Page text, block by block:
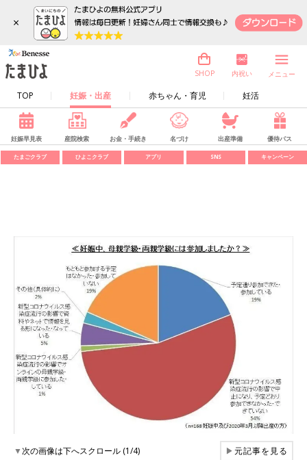
×
TOP 妊娠・出産 赤ちゃん・育児 妊活
SHOP 内祝い メニュー
妊娠早見表 産院検索 お金・手続き 名づけ 出産準備 優待パス
たまごクラブ ひよこクラブ アプリ SNS キャンペーン
▼次の画像は下へスクロール (1/4) ▶元記事を見る